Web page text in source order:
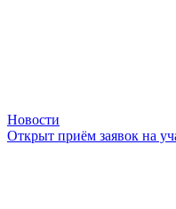
Новости
Открыт приём заявок на